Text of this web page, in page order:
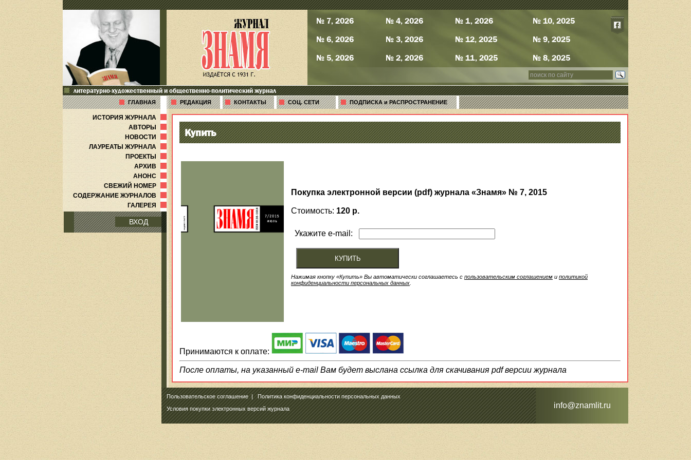
№ 7, 2026
№ 6, 2026
№ 5, 2026
№ 4, 2026
№ 3, 2026
№ 2, 2026
№ 1, 2026
№ 12, 2025
№ 11, 2025
№ 10, 2025
№ 9, 2025
№ 8, 2025
литературно-художественный и общественно-политический журнал
ГЛАВНАЯ РЕДАКЦИЯ КОНТАКТЫ СОЦ. СЕТИ ПОДПИСКА и РАСПРОСТРАНЕНИЕ
ИСТОРИЯ ЖУРНАЛА
АВТОРЫ
НОВОСТИ
ЛАУРЕАТЫ ЖУРНАЛА
ПРОЕКТЫ
АРХИВ
АНОНС
СВЕЖИЙ НОМЕР
СОДЕРЖАНИЕ ЖУРНАЛОВ
ГАЛЕРЕЯ
ВХОД
Купить
Покупка электронной версии (pdf) журнала «Знамя» № 7, 2015
Стоимость: 120 р.
Укажите e-mail:
Нажимая кнопку «Купить» Вы автоматически соглашаетесь с пользовательским соглашением и политикой
конфиденциальности персональных данных
Принимаются к оплате:
После оплаты, на указанный e-mail Вам будет выслана ссылка для скачивания pdf версии журнала
Пользовательское соглашение|Политика конфиденциальности персональных данных
Условия покупки электронных версий журнала
info@znamlit.ru